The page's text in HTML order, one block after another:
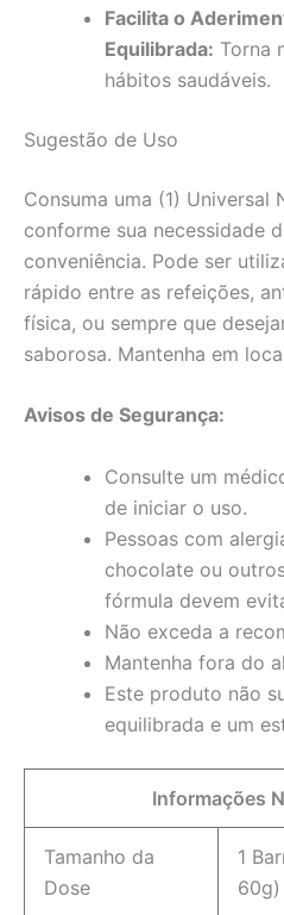
Facilita o
Equilibrada: Torna
hábitos saudáveis.
Sugestão de Uso
Consuma uma (1) Universal
conforme sua necessidade
conveniência. Pode ser
rápido entre as refeições,
física, ou sempre que
saborosa. Mantenha em
Avisos de Segurança:
Consulte um
de iniciar o uso.
Pessoas com
chocolate ou
fórmula devem
Não exceda a
Mantenha fora do
Este produto não
equilibrada e um
Informações
Tamanho da
Dose
1
60g)